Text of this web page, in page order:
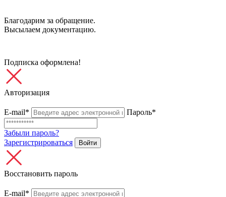
Благодарим за обращение.
Высылаем документацию.
Подписка оформлена!
Авторизация
E-mail* Пароль*
Забыли пароль?
Зарегистрироваться
Войти
Восстановить пароль
E-mail*